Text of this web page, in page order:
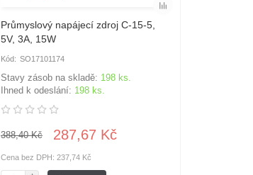
Průmyslový napájecí zdroj C-15-5,
5V, 3A, 15W
SO17101174
Stavy zásob na skladě: 198 ks.
Ihned k odeslání: 198 ks.
388,40 Kč 287,67 Kč
Cena bez DPH: 237,74 Kč